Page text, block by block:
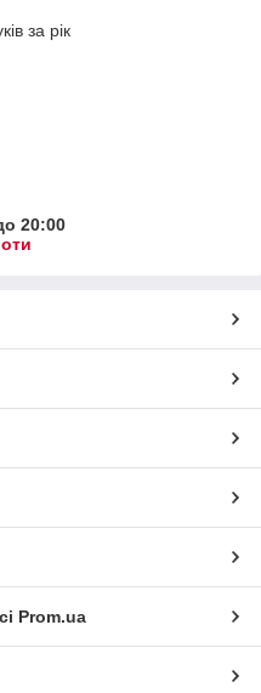
за рік
20:00
Prom.ua